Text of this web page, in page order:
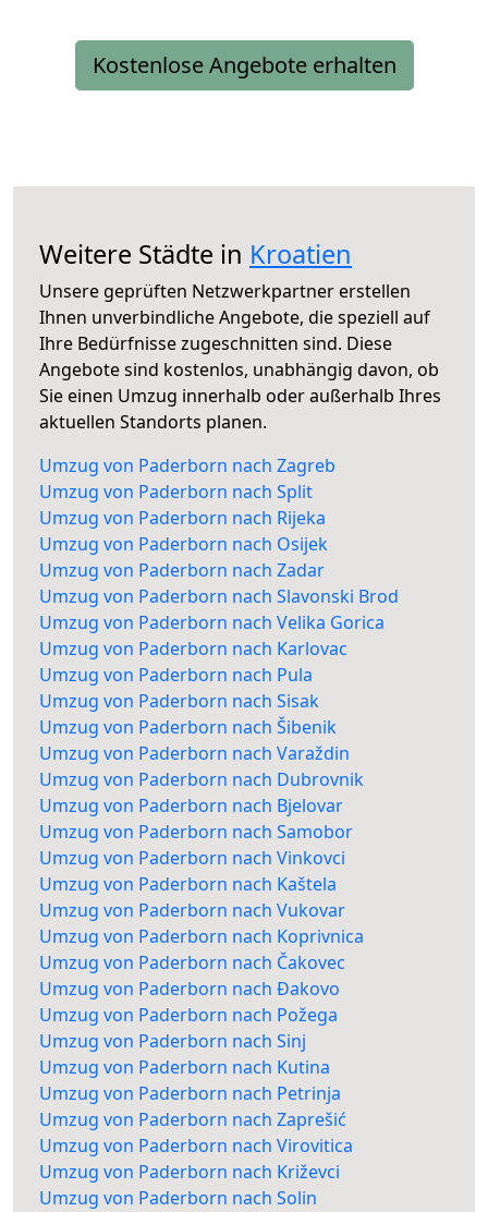
Kostenlose Angebote erhalten
Weitere Städte in Kroatien
Unsere geprüften Netzwerkpartner erstellen
Ihnen unverbindliche Angebote, die speziell auf
Ihre Bedürfnisse zugeschnitten sind. Diese
Angebote sind kostenlos, unabhängig davon, ob
Sie einen Umzug innerhalb oder außerhalb Ihres
aktuellen Standorts planen.
Umzug von Paderborn nach Zagreb
Umzug von Paderborn nach Split
Umzug von Paderborn nach Rijeka
Umzug von Paderborn nach Osijek
Umzug von Paderborn nach Zadar
Umzug von Paderborn nach Slavonski Brod
Umzug von Paderborn nach Velika Gorica
Umzug von Paderborn nach Karlovac
Umzug von Paderborn nach Pula
Umzug von Paderborn nach Sisak
Umzug von Paderborn nach Šibenik
Umzug von Paderborn nach Varaždin
Umzug von Paderborn nach Dubrovnik
Umzug von Paderborn nach Bjelovar
Umzug von Paderborn nach Samobor
Umzug von Paderborn nach Vinkovci
Umzug von Paderborn nach Kaštela
Umzug von Paderborn nach Vukovar
Umzug von Paderborn nach Koprivnica
Umzug von Paderborn nach Čakovec
Umzug von Paderborn nach Đakovo
Umzug von Paderborn nach Požega
Umzug von Paderborn nach Sinj
Umzug von Paderborn nach Kutina
Umzug von Paderborn nach Petrinja
Umzug von Paderborn nach Zaprešić
Umzug von Paderborn nach Virovitica
Umzug von Paderborn nach Križevci
Umzug von Paderborn nach Solin